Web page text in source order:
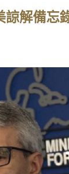
解備忘